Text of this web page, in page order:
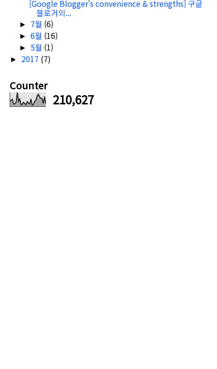
[Google Blogger's convenience & strengths] 구글
블로거의...
► 7월 (6)
►6월 (16)
► 5월 (1)
► 2017 (7)
Counter
210,627